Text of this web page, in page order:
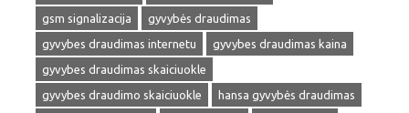
gsm signalizacija
gyvybės draudimas
gyvybes draudimas internetu
gyvybes draudimas kaina
gyvybes draudimas skaiciuokle
gyvybes draudimo skaiciuokle
hansa gyvybės draudimas